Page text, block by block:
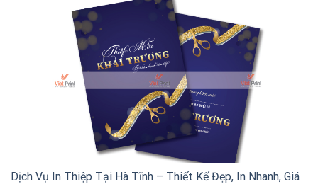
Dịch Vụ In Thiệp Tại Hà Tĩnh – Thiết Kế Đẹp, In Nhanh, Giá